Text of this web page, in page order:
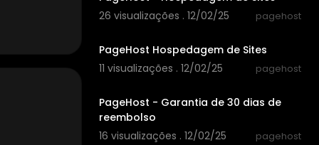
26 visualizações . 12/02/25
pagehost
PageHost Hospedagem de Sites
11 visualizações . 12/02/25
pagehost
PageHost - Garantia de 30 dias de
reembolso
16 visualizações . 12/02/25
pagehost